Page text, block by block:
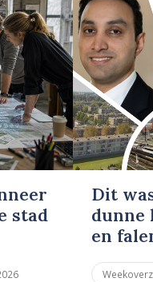
stad
Dit
dunne
en